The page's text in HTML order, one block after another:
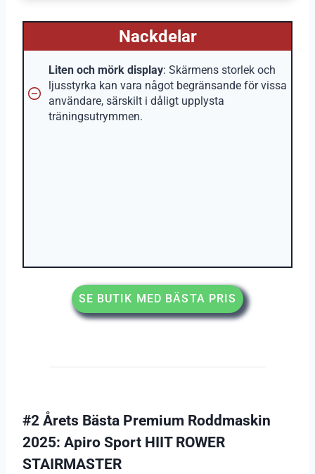
Nackdelar
Liten och mörk display: Skärmens storlek och
ljusstyrka kan vara något begränsande för vissa
användare, särskilt i dåligt upplysta
träningsutrymmen.
SE BUTIK MED BÄSTA PRIS
#2 Årets Bästa Premium Roddmaskin
2025: Apiro Sport HIIT ROWER
STAIRMASTER